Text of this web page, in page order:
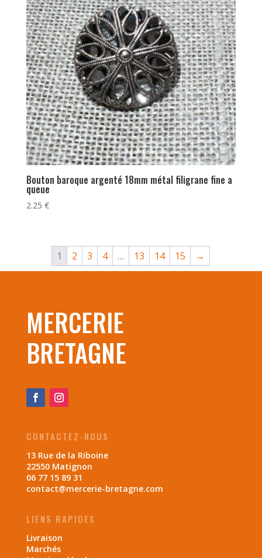
Bouton baroque argenté 18mm métal filigrane fine a
queue
2.25 €
1 2 3 4 … 13 14 15 →
MERCERIE
BRETAGNE
CONTACTEZ-NOUS
13 Rue de la Riboine
22550 Matignon
06 77 15 89 31
contact@mercerie-bretagne.com
LIENS RAPIDES
Livraison
Marchés